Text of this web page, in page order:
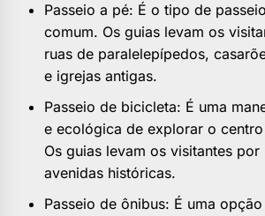
Passeio a pé: É o tipo de
comum. Os guias levam os
ruas de paralelepípedos,
e igrejas antigas.
Passeio de bicicleta: É uma
e ecológica de explorar o
Os guias levam os visitantes por
avenidas históricas.
Passeio de ônibus: É uma